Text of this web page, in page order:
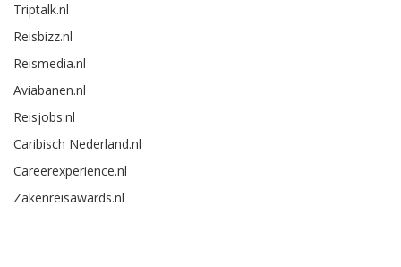
Triptalk.nl
Reisbizz.nl
Reismedia.nl
Aviabanen.nl
Reisjobs.nl
Caribisch Nederland.nl
Careerexperience.nl
Zakenreisawards.nl